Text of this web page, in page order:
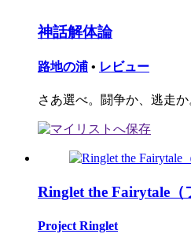
神話解体論
路地の浦 • レビュー
さあ選べ。闘争か、逃走か
Ringlet the Fairytale（
Project Ringlet